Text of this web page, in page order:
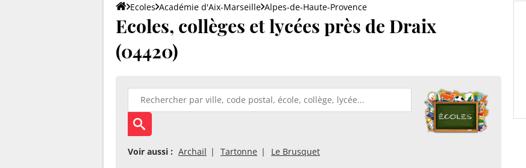
Ecoles Académie d'Aix-Marseille Alpes-de-Haute-Provence
Ecoles, collèges et lycées près de Draix
(04420)
Voir aussi : Archail Tartonne Le Brusquet